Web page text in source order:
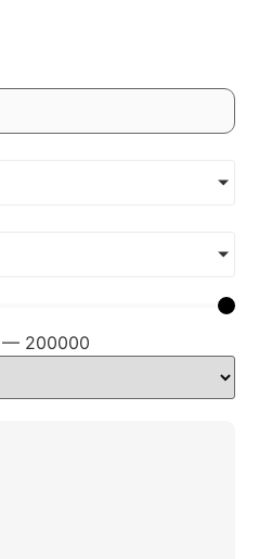
— 200000